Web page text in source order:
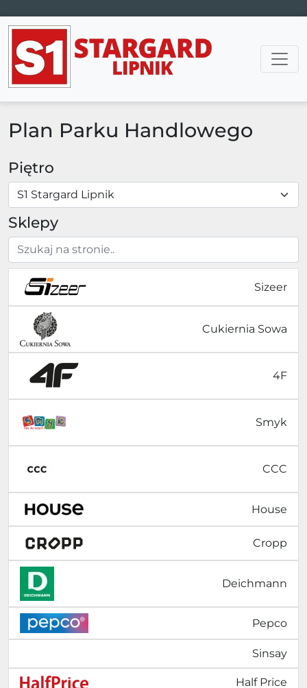
Main Navigation
Plan Parku Handlowego
Piętro
Sklepy
Sizeer
Cukiernia Sowa
4F
Smyk
CCC
House
Cropp
Deichmann
Pepco
Sinsay
Half Price